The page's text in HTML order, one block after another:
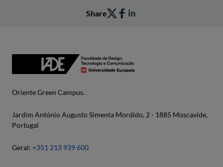
Share
Oriente Green Campus.
Jardim António Augusto Simenta Mordido, 2 - 1885 Moscavide,
Portugal
Geral: +351 213 939 600